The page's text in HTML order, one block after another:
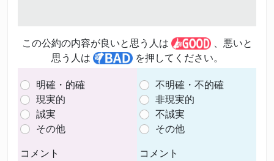
この公約の内容が良いと思う人は
、悪いと
思う人は
を押してください。
明確・的確
現実的
誠実
その他
コメント
不明確・不的確
非現実的
不誠実
その他
コメント